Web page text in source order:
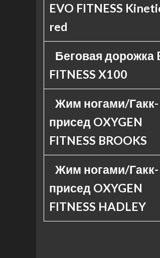
EVO FITNESS
red
Беговая дорожка
FITNESS X100
Жим ногами/Гакк-
присед OXYGEN
FITNESS BROOKS
Жим ногами/Гакк-
присед OXYGEN
FITNESS HADLEY